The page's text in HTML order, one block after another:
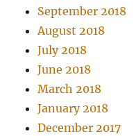
September 2018
August 2018
July 2018
June 2018
March 2018
January 2018
December 2017